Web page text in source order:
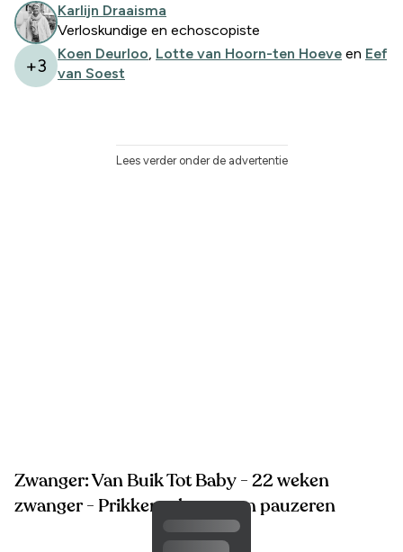
Karlijn Draaisma
Verloskundige en echoscopiste
+3
Koen Deurloo Lotte van Hoorn-ten Hoeve en Eef
van Soest
Lees verder onder de advertentie
Zwanger: Van Buik Tot Baby - 22 weken
zwanger - Prikken, plannen en pauzeren